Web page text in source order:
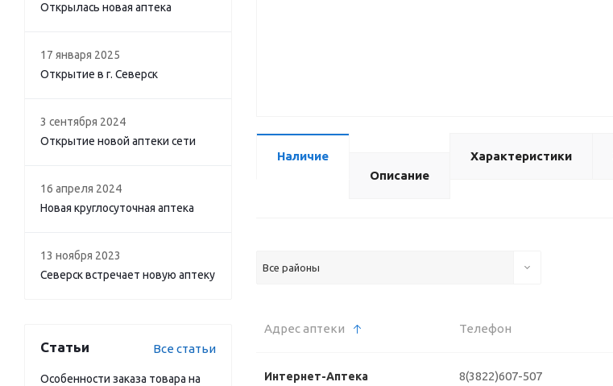
Наличие
Описание
Характеристики
Все районы
Адрес аптеки Телефон
Интернет-Аптека 8(3822)607-507
Открылась новая аптека
17 января 2025
Открытие в г. Северск
3 сентября 2024
Открытие новой аптеки сети
16 апреля 2024
Новая круглосуточная аптека
13 ноября 2023
Северск встречает новую аптеку
Статьи Все статьи
Особенности заказа товара на